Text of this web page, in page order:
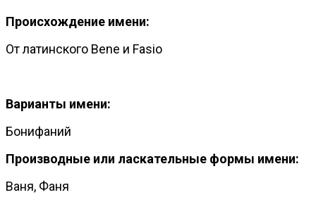
Происхождение имени:
От латинского Bene и Fasio
Варианты имени:
Бонифаний
Производные или ласкательные формы имени:
Ваня, Фаня